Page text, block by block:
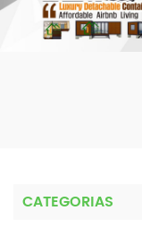
CATEGORIAS